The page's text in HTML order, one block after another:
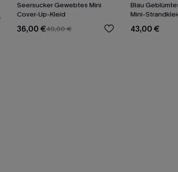
Seersucker Gewebtes Mini
Cover-Up-Kleid
36,00 €40,00 €
Blau
Mini-
43,00 €